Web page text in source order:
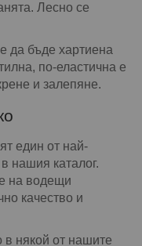
Лесно се
да бъде хартиена
по-еластична е
и залепяне.
един от най-
нашия каталог.
на водещи
качество и
в някой от нашите